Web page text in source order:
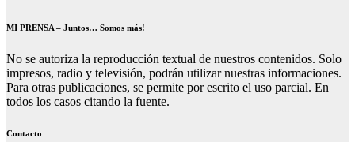
MI PRENSA – Juntos… Somos más!
No se autoriza la reproducción textual de nuestros contenidos. Solo
impresos, radio y televisión, podrán utilizar nuestras informaciones.
Para otras publicaciones, se permite por escrito el uso parcial. En
todos los casos citando la fuente.
Contacto